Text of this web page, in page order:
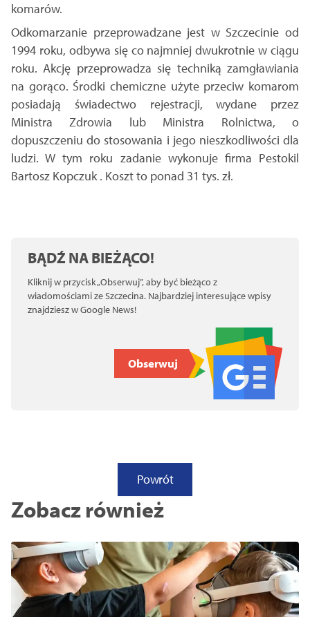
komarów.
Odkomarzanie przeprowadzane jest w Szczecinie od
1994 roku, odbywa się co najmniej dwukrotnie w ciągu
roku. Akcję przeprowadza się techniką zamgławiania
na gorąco. Środki chemiczne użyte przeciw komarom
posiadają świadectwo rejestracji, wydane przez
Ministra Zdrowia lub Ministra Rolnictwa, o
dopuszczeniu do stosowania i jego nieszkodliwości dla
ludzi. W tym roku zadanie wykonuje firma Pestokil
Bartosz Kopczuk . Koszt to ponad 31 tys. zł.
BĄDŹ NA BIEŻĄCO!
Kliknij w przycisk „Obserwuj”, aby być bieżąco z
wiadomościami ze Szczecina. Najbardziej interesujące wpisy
znajdziesz w Google News!
Obserwuj
Powrót
Zobacz również